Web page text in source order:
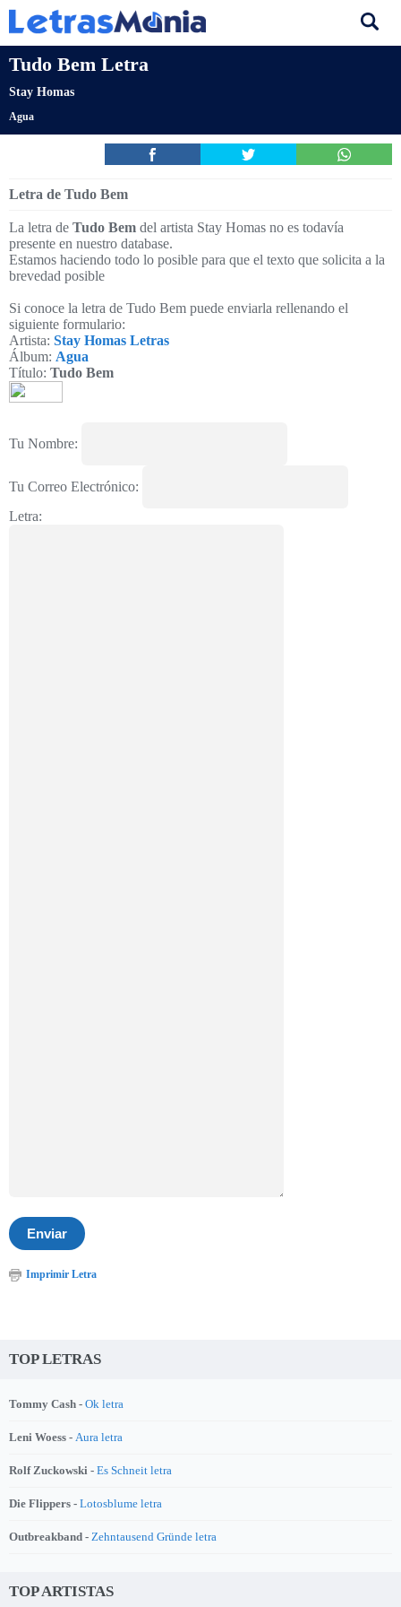
Tudo Bem Letra
Stay Homas
Agua
Letra de Tudo Bem
La letra de Tudo Bem del artista Stay Homas no es todavía
presente en nuestro database.
Estamos haciendo todo lo posible para que el texto que solicita a la
brevedad posible
Si conoce la letra de Tudo Bem puede enviarla rellenando el
siguiente formulario:
Artista: Stay Homas Letras
Álbum: Agua
Título: Tudo Bem
Tu Nombre:
Tu Correo Electrónico:
Letra:
Imprimir Letra
TOP LETRAS
Tommy Cash - Ok letra
Leni Woess - Aura letra
Rolf Zuckowski - Es Schneit letra
Die Flippers - Lotosblume letra
Outbreakband - Zehntausend Gründe letra
TOP ARTISTAS